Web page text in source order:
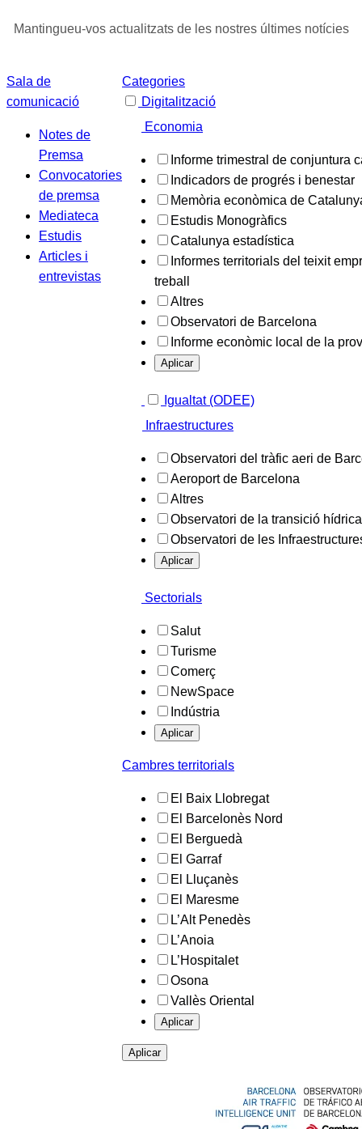
Mantingueu-vos actualitzats de les nostres últimes notícies
Sala de
comunicació
Notes de
Premsa
Convocatories
de premsa
Mediateca
Estudis
Articles i
entrevistas
Categories
Digitalització
Economia
Informe trimestral de conjuntura
Indicadors de progrés i benestar
Memòria econòmica de
Estudis Monogràfics
Catalunya estadística
Informes territorials del teixit
treball
Altres
Observatori de Barcelona
Informe econòmic local de la
Aplicar
Igualtat (ODEE)
Infraestructures
Observatori del tràfic aeri de
Aeroport de Barcelona
Altres
Observatori de la transició hídrica
Observatori de les
Aplicar
Sectorials
Salut
Turisme
Comerç
NewSpace
Indústria
Aplicar
Cambres territorials
El Baix Llobregat
El Barcelonès Nord
El Berguedà
El Garraf
El Lluçanès
El Maresme
L’Alt Penedès
L’Anoia
L’Hospitalet
Osona
Vallès Oriental
Aplicar
Aplicar